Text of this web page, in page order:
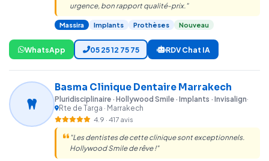
urgence, bon rapport qualité-prix."
Massira Implants Prothèses Nouveau
WhatsApp 05 25 12 75 75 RDV Chat IA
Basma Clinique Dentaire Marrakech
Pluridisciplinaire · Hollywood Smile · Implants · Invisalign·
Rte de Targa · Marrakech
4.9 · 417 avis
"Les dentistes de cette clinique sont exceptionnels.
Hollywood Smile de rêve !"